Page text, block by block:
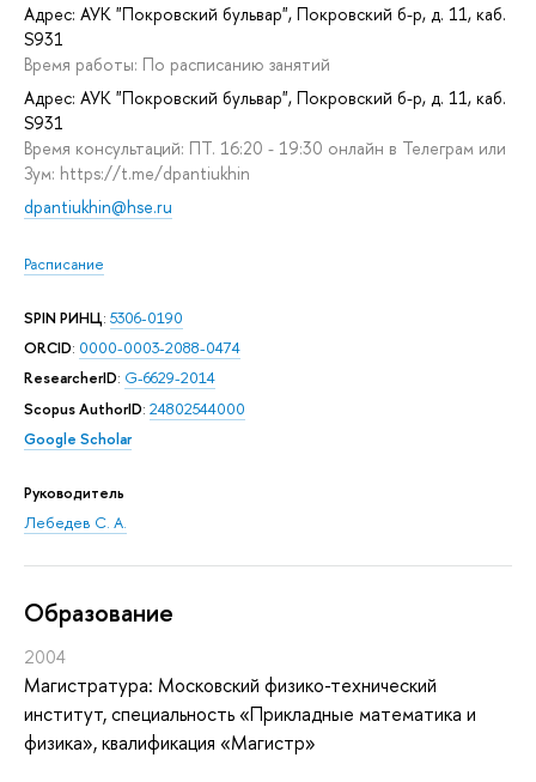
Адрес: АУК "Покровский бульвар", Покровский б-р, д. 11, каб.
S931
Время работы: По расписанию занятий
Адрес: АУК "Покровский бульвар", Покровский б-р, д. 11, каб.
S931
Время консультаций: ПТ. 16:20 - 19:30 онлайн в Телеграм или
Зум: https://t.me/dpantiukhin
dpantiukhin@hse.ru
Расписание
SPIN РИНЦ: 5306-0190
ORCID: 0000-0003-2088-0474
ResearcherID: G-6629-2014
Scopus AuthorID: 24802544000
Google Scholar
Руководитель
Лебедев С. А.
Oбразование
2004
Магистратура: Московский физико-технический
институт, специальность «Прикладные математика и
физика», квалификация «Магистр»